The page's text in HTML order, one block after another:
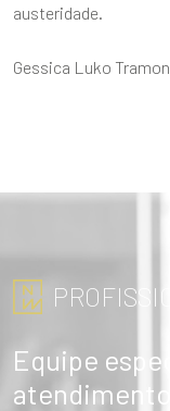
austeridade.
Gessica Luko
Equipe
atendimento